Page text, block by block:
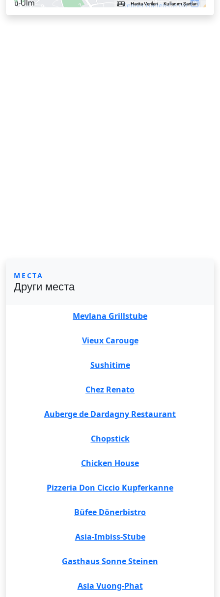
МЕСТА
Други места
Mevlana Grillstube
Vieux Carouge
Sushitime
Chez Renato
Auberge de Dardagny Restaurant
Chopstick
Chicken House
Pizzeria Don Ciccio Kupferkanne
Büfee Dönerbistro
Asia-Imbiss-Stube
Gasthaus Sonne Steinen
Asia Vuong-Phat